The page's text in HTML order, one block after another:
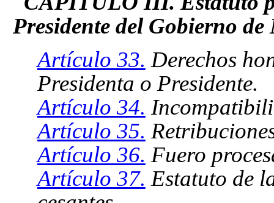
Presidente del Gobierno
Artículo 33. Derechos
Presidenta o Presidente.
Artículo 34.
Artículo 35.
Artículo 36. Fuero
Artículo 37. Estatuto de